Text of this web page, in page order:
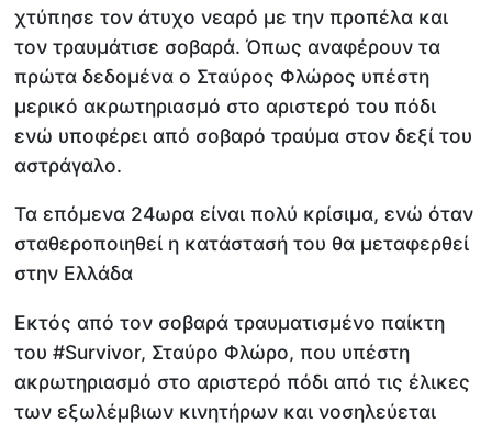
χτύπησε τον άτυχο νεαρό με την προπέλα και
τον τραυμάτισε σοβαρά. Όπως αναφέρουν τα
πρώτα δεδομένα ο Σταύρος Φλώρος υπέστη
μερικό ακρωτηριασμό στο αριστερό του πόδι
ενώ υποφέρει από σοβαρό τραύμα στον δεξί του
αστράγαλο.
Τα επόμενα 24ωρα είναι πολύ κρίσιμα, ενώ όταν
σταθεροποιηθεί η κατάστασή του θα μεταφερθεί
στην Ελλάδα
Εκτός από τον σοβαρά τραυματισμένο παίκτη
του #Survivor, Σταύρο Φλώρο, που υπέστη
ακρωτηριασμό στο αριστερό πόδι από τις έλικες
των εξωλέμβιων κινητήρων και νοσηλεύεται